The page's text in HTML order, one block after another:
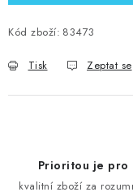
Kód zboží: 83473
Tisk Zeptat se
Prioritou je pro
kvalitní zboží za